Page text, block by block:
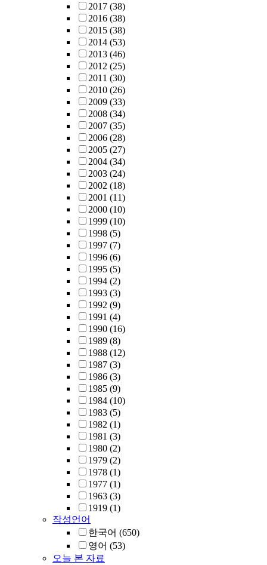
2017 (38)
2016 (38)
2015 (38)
2014 (53)
2013 (46)
2012 (25)
2011 (30)
2010 (26)
2009 (33)
2008 (34)
2007 (35)
2006 (28)
2005 (27)
2004 (34)
2003 (24)
2002 (18)
2001 (11)
2000 (10)
1999 (10)
1998 (5)
1997 (7)
1996 (6)
1995 (5)
1994 (2)
1993 (3)
1992 (9)
1991 (4)
1990 (16)
1989 (8)
1988 (12)
1987 (3)
1986 (3)
1985 (9)
1984 (10)
1983 (5)
1982 (1)
1981 (3)
1980 (2)
1979 (2)
1978 (1)
1977 (1)
1963 (3)
1919 (1)
작성언어
한국어 (650)
영어 (53)
오늘 본 자료